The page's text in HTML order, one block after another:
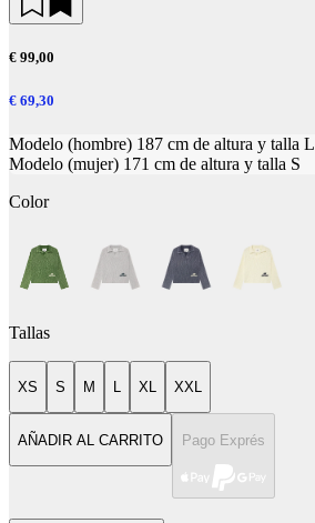
€ 99,00
€ 69,30
Modelo (hombre) 187 cm de altura y talla L
Modelo (mujer) 171 cm de altura y talla S
Color
Tallas
XS S M L XL XXL
AÑADIR AL CARRITO Pago Exprés